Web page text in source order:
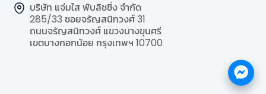
บริษัท แจ่มใส พับลิชชิ่ง จำกัด
285/33 ซอยจรัญสนิทวงศ์ 31
ถนนจรัญสนิทวงศ์ แขวงบางขุนศรี
เขตบางกอกน้อย กรุงเทพฯ 10700